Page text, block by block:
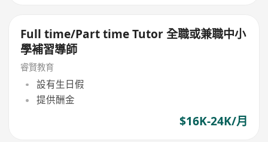
Full time/Part time Tutor 全職或兼職中小
學補習導師
睿賢教育
設有生日假
提供酬金
$16K-24K/月